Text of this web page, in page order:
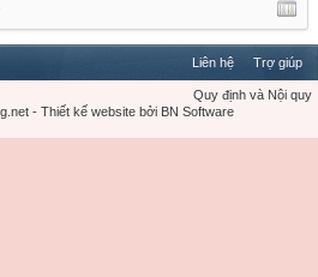
Liên hệ Trợ giúp
Quy định và Nội quy
- Thiết kế website bởi BN Software